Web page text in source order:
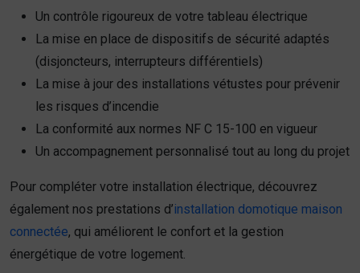
Un contrôle rigoureux de votre tableau électrique
La mise en place de dispositifs de sécurité adaptés
(disjoncteurs, interrupteurs différentiels)
La mise à jour des installations vétustes pour prévenir
les risques d’incendie
La conformité aux normes NF C 15-100 en vigueur
Un accompagnement personnalisé tout au long du projet
Pour compléter votre installation électrique, découvrez
également nos prestations d’installation domotique maison
connectée, qui améliorent le confort et la gestion
énergétique de votre logement.